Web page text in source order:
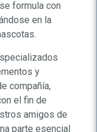
formula con
en la
y
compañía,
el fin de
amigos de
parte esencial